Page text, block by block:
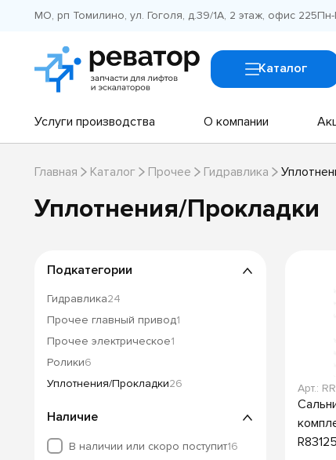
МО, рп Томилино, ул. Гоголя, д.39/1А, 2 этаж, офис 225
Каталог
Услуги производства О компании
Главная Каталог Прочее Гидравлика
Уплотнения/Прокладки
Подкатегории
Гидравлика24
Прочее главный привод1
Прочее электрическое1
Ролики6
Уплотнения/Прокладки26
Наличие
В наличии или скоро поступит16
Арт.: